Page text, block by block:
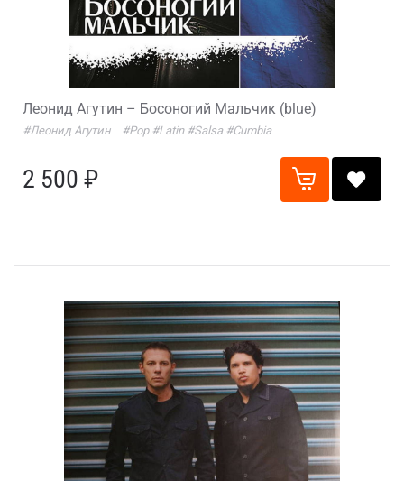
Леонид Агутин – Босоногий Мальчик (blue)
#Леонид Агутин #Pop #Latin #Salsa #Cumbia
2 500 ₽